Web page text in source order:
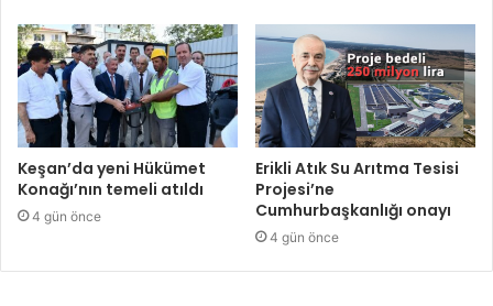
Keşan’da yeni Hükümet
Konağı’nın temeli atıldı
4 gün önce
Erikli Atık Su Arıtma Tesisi
Projesi’ne
Cumhurbaşkanlığı onayı
4 gün önce